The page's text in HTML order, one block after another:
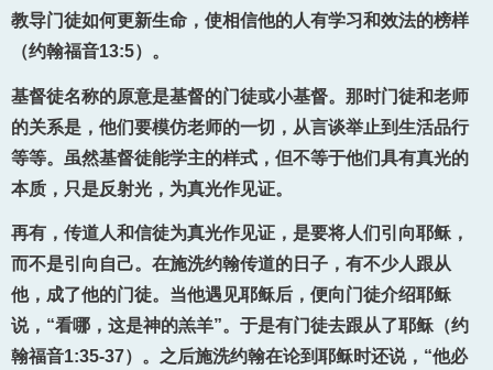
教导门徒如何更新生命，使相信他的人有学习和效法的榜样
（约翰福音13:5）。
基督徒名称的原意是基督的门徒或小基督。那时门徒和老师
的关系是，他们要模仿老师的一切，从言谈举止到生活品行
等等。虽然基督徒能学主的样式，但不等于他们具有真光的
本质，只是反射光，为真光作见证。
再有，传道人和信徒为真光作见证，是要将人们引向耶稣，
而不是引向自己。在施洗约翰传道的日子，有不少人跟从
他，成了他的门徒。当他遇见耶稣后，便向门徒介绍耶稣
说，“看哪，这是神的羔羊”。于是有门徒去跟从了耶稣（约
翰福音1:35-37）。之后施洗约翰在论到耶稣时还说，“他必